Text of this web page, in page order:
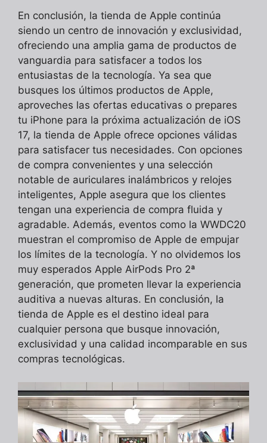
En conclusión, la tienda de Apple continúa
siendo un centro de innovación y exclusividad,
ofreciendo una amplia gama de productos de
vanguardia para satisfacer a todos los
entusiastas de la tecnología. Ya sea que
busques los últimos productos de Apple,
aproveches las ofertas educativas o prepares
tu iPhone para la próxima actualización de iOS
17, la tienda de Apple ofrece opciones válidas
para satisfacer tus necesidades. Con opciones
de compra convenientes y una selección
notable de auriculares inalámbricos y relojes
inteligentes, Apple asegura que los clientes
tengan una experiencia de compra fluida y
agradable. Además, eventos como la WWDC20
muestran el compromiso de Apple de empujar
los límites de la tecnología. Y no olvidemos los
muy esperados Apple AirPods Pro 2ª
generación, que prometen llevar la experiencia
auditiva a nuevas alturas. En conclusión, la
tienda de Apple es el destino ideal para
cualquier persona que busque innovación,
exclusividad y una calidad incomparable en sus
compras tecnológicas.